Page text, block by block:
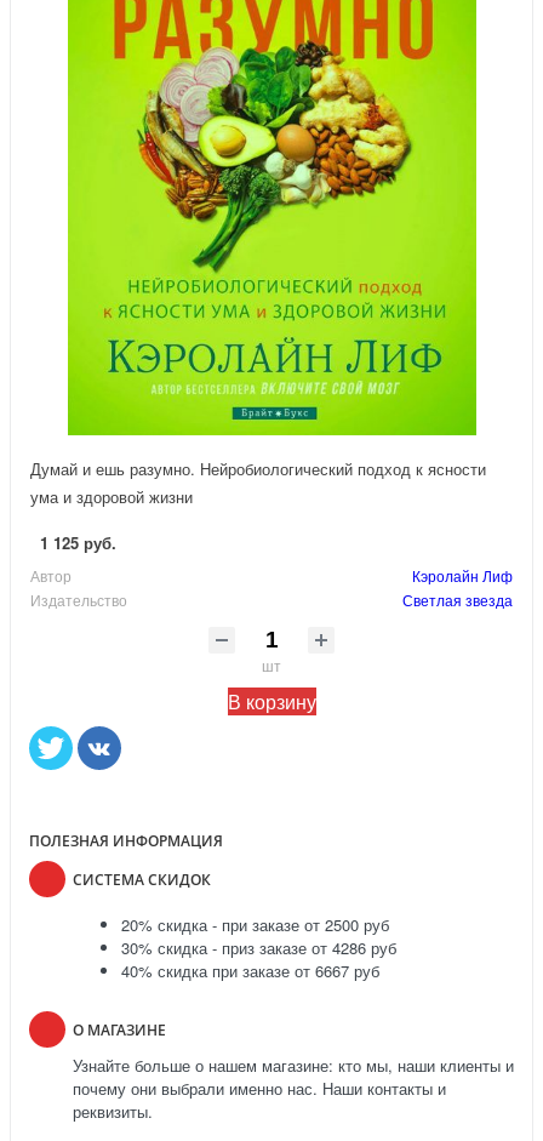
Думай и ешь разумно. Нейробиологический подход к ясности
ума и здоровой жизни
1 125 руб.
Автор
Кэролайн Лиф
Издательство
Светлая звезда
шт
В корзину
ПОЛЕЗНАЯ ИНФОРМАЦИЯ
СИСТЕМА СКИДОК
20% скидка - при заказе от 2500 руб
30% скидка - приз заказе от 4286 руб
40% скидка при заказе от 6667 руб
О МАГАЗИНЕ
Узнайте больше о нашем магазине: кто мы, наши клиенты и
почему они выбрали именно нас. Наши контакты и
реквизиты.